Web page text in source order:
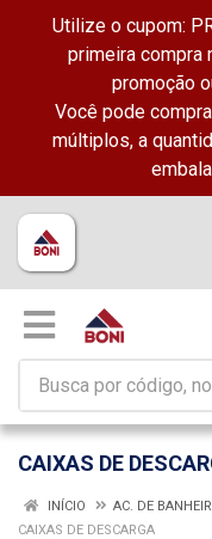
Utilize o cupom:
primeira compra
promoção
Você pode
múltiplos, a
CAIXAS DE
INÍCIO
AC. DE
CAIXAS DE DESCARGA